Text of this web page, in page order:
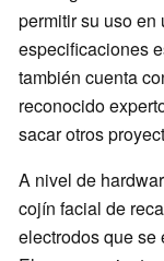
permitir su uso en
especificaciones
también cuenta
reconocido
sacar otros
A nivel de
cojín facial de
electrodos que se